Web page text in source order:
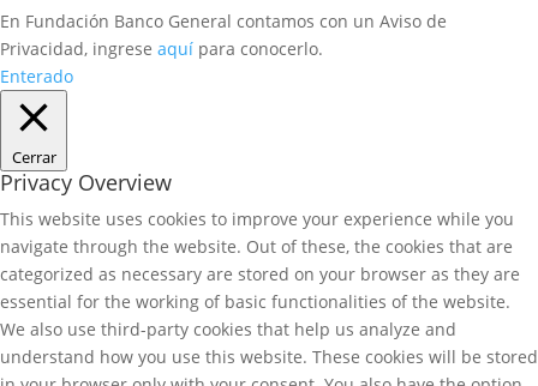
En Fundación Banco General contamos con un Aviso de
Privacidad, ingrese aquí para conocerlo.
Enterado
Cerrar
Privacy Overview
This website uses cookies to improve your experience while you
navigate through the website. Out of these, the cookies that are
categorized as necessary are stored on your browser as they are
essential for the working of basic functionalities of the website.
We also use third-party cookies that help us analyze and
understand how you use this website. These cookies will be stored